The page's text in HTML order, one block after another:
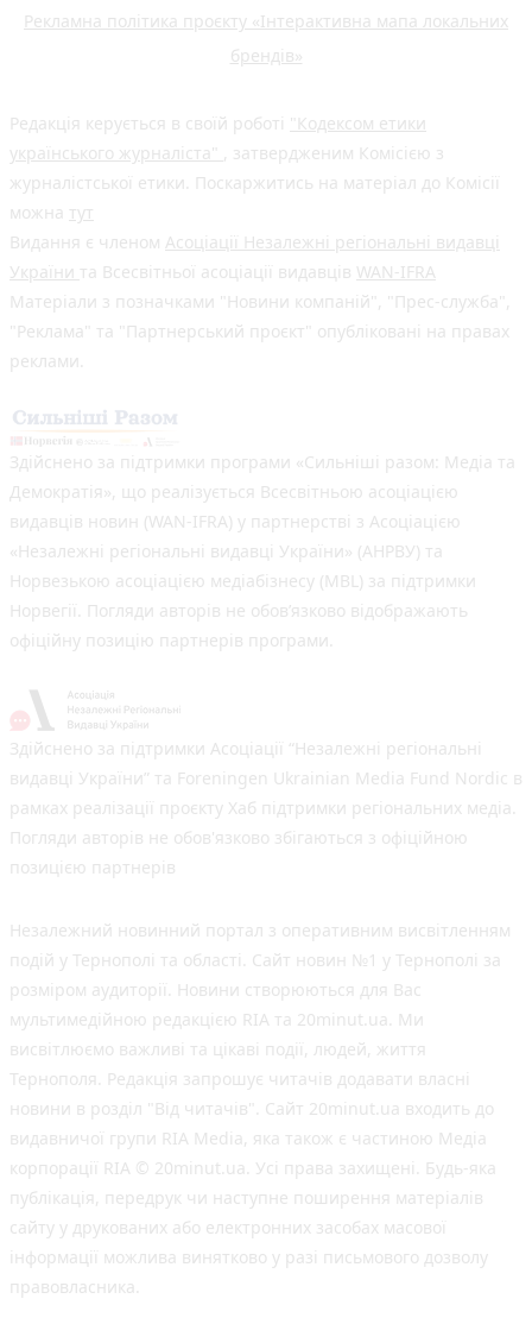
Рекламна політика проєкту «Інтерактивна мапа локальних
брендів»
Редакція керується в своїй роботі "Кодексом етики
українського журналіста" , затвердженим Комісією з
журналістської етики. Поскаржитись на матеріал до Комісії
можна тут
Видання є членом Асоціації Незалежні регіональні видавці
України та Всесвітньої асоціації видавців WAN-IFRA
Матеріали з позначками "Новини компаній", "Прес-служба",
"Реклама" та "Партнерський проєкт" опубліковані на правах
реклами.
Здійснено за підтримки програми «Сильніші разом: Медіа та
Демократія», що реалізується Всесвітньою асоціацією
видавців новин (WAN-IFRA) у партнерстві з Асоціацією
«Незалежні регіональні видавці України» (АНРВУ) та
Норвезькою асоціацією медіабізнесу (MBL) за підтримки
Норвегії. Погляди авторів не обов’язково відображають
офіційну позицію партнерів програми.
Здійснено за підтримки Асоціації “Незалежні регіональні
видавці України” та Foreningen Ukrainian Media Fund Nordic в
рамках реалізації проєкту Хаб підтримки регіональних медіа.
Погляди авторів не обов'язково збігаються з офіційною
позицією партнерів
Незалежний новинний портал з оперативним висвітленням
подій у Тернополі та області. Сайт новин №1 у Тернополі за
розміром аудиторії. Новини створюються для Вас
мультимедійною редакцією RIA та 20minut.ua. Ми
висвітлюємо важливі та цікаві події, людей, життя
Тернополя. Редакція запрошує читачів додавати власні
новини в розділ "Від читачів". Сайт 20minut.ua входить до
видавничої групи RIA Media, яка також є частиною Медіа
корпорації RIA © 20minut.ua. Усі права захищені. Будь-яка
публiкацiя, передрук чи наступне поширення матеріалів
сайту у друкованих або електронних засобах масової
інформації можлива винятково у разі письмового дозволу
правовласника.